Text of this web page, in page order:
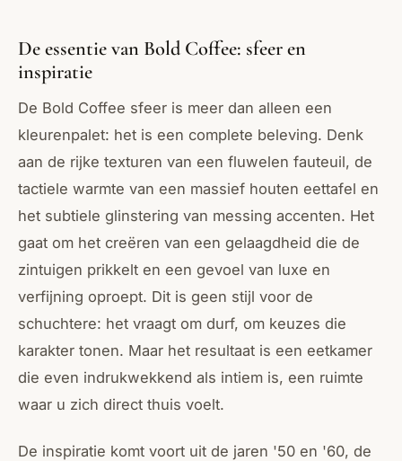
De essentie van Bold Coffee: sfeer en
inspiratie
De Bold Coffee sfeer is meer dan alleen een
kleurenpalet: het is een complete beleving. Denk
aan de rijke texturen van een fluwelen fauteuil, de
tactiele warmte van een massief houten eettafel en
het subtiele glinstering van messing accenten. Het
gaat om het creëren van een gelaagdheid die de
zintuigen prikkelt en een gevoel van luxe en
verfijning oproept. Dit is geen stijl voor de
schuchtere: het vraagt om durf, om keuzes die
karakter tonen. Maar het resultaat is een eetkamer
die even indrukwekkend als intiem is, een ruimte
waar u zich direct thuis voelt.
De inspiratie komt voort uit de jaren '50 en '60, de